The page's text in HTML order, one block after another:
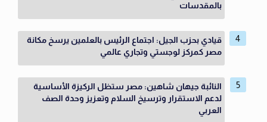
بالمقدسات
قيادي بحزب الجيل: اجتماع الرئيس بالعلمين يرسخ مكانة
مصر كمركز لوجستي وتجاري عالمي
النائبة جيهان شاهين: مصر ستظل الركيزة الأساسية
لدعم الاستقرار وترسيخ السلام وتعزيز وحدة الصف
العربي